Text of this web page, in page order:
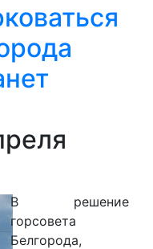
В решение
горсовета
Белгорода,